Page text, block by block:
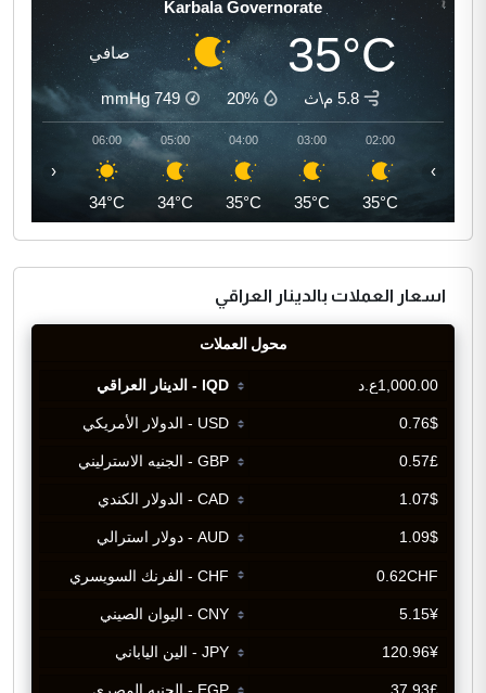
Karbala Governorate
35°C صافي
5.8 م\ث 20%
749
mmHg
02:00
35°C
03:00
35°C
04:00
35°C
05:00
34°C
06:00
34°C
‹ ›
اسعار العملات بالدينار العراقي